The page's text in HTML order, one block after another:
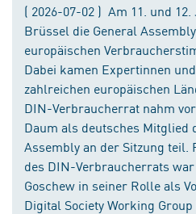
( 2026-07-02 ) Am 11. und
Brüssel die General
europäischen
Dabei kamen Expertinnen
zahlreichen europäischen
DIN-Verbraucherrat nahm
Daum als deutsches Mitglied
Assembly an der Sitzung teil.
des DIN-Verbraucherrats
Goschew in seiner Rolle als
Digital Society Working Group